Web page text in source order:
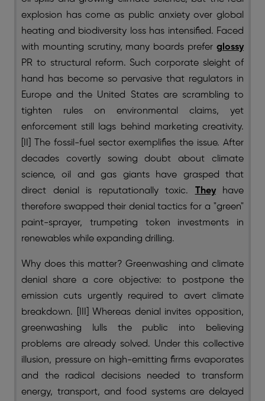
explosion has come as public anxiety over global
heating and biodiversity loss has intensified. Faced
with mounting scrutiny, many boards prefer glossy
PR to structural reform. Such corporate sleight of
hand has become so pervasive that regulators in
Europe and the United States are scrambling to
tighten rules on environmental claims, yet
enforcement still lags behind marketing creativity.
[II] The fossil-fuel sector exemplifies the issue. After
decades covertly sowing doubt about climate
science, oil and gas giants have grasped that
direct denial is reputationally toxic. Theyhave
therefore swapped their denial tactics for a "green"
paint-sprayer, trumpeting token investments in
renewables while expanding drilling.
Why does this matter? Greenwashing and climate
denial share a core objective: to postpone the
emission cuts urgently required to avert climate
breakdown. [III] Whereas denial invites opposition,
greenwashing lulls the public into believing
problems are already solved. Under this collective
illusion, pressure on high-emitting firms evaporates
and the radical decisions needed to transform
energy, transport, and food systems are delayed